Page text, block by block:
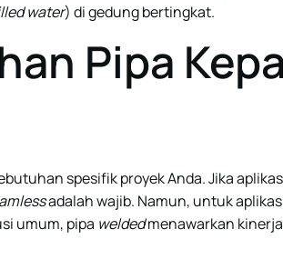
water) di gedung bertingkat.
Pipa
spesifik proyek Anda. Jika
adalah wajib. Namun, untuk
umum, pipa weldedmenawarkan